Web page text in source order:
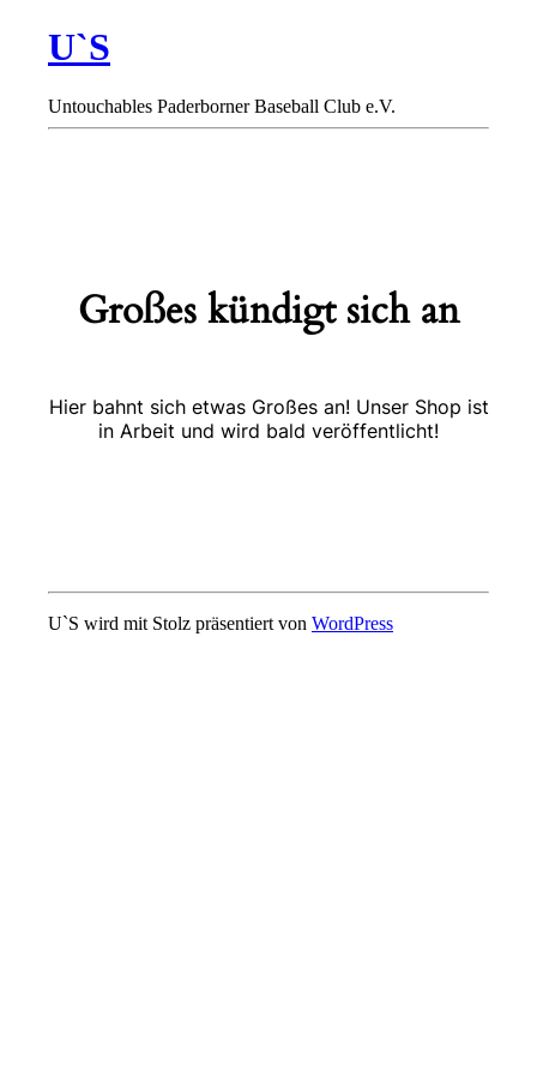
U`S
Untouchables Paderborner Baseball Club e.V.
Großes kündigt sich an
Hier bahnt sich etwas Großes an! Unser Shop ist
in Arbeit und wird bald veröffentlicht!
U`S wird mit Stolz präsentiert von WordPress